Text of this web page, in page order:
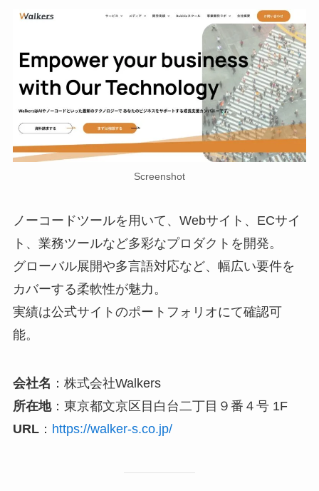
Screenshot
ノーコードツールを用いて、Webサイト、ECサイ
ト、業務ツールなど多彩なプロダクトを開発。
グローバル展開や多言語対応など、幅広い要件を
カバーする柔軟性が魅力。
実績は公式サイトのポートフォリオにて確認可
能。
会社名 ：株式会社Walkers
所在地：東京都文京区目白台二丁目９番４号 1F
URL： https://walker-s.co.jp/